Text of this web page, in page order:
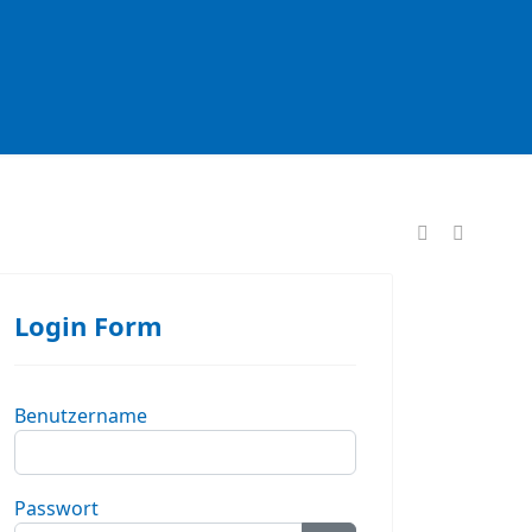
Login Form
Benutzername
Passwort